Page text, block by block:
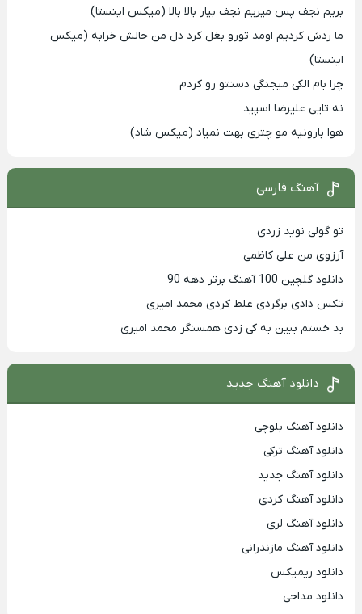
بریم نجف پس میریم نجف بیار بالا بالا (میکس اینستا)
ما ردش کردیم اومد تورو بغل کرد دل من حالش خرابه (میکس
اینستا)
چرا بام الکی میجنگی دستتو رو کردم
نه تایی علیرضا اسپید
هوا بارونیه مو چتری بهت نمیاد (میکس شاد)
آهنگ فارسی
تو گولی نوید زردی
آرزوی من علی کاظمی
دانلود گلچین 100 آهنگ برتر دهه 90
تکس دادی برگردی غلط کردی محمد امیری
بد خستم ببین به کی زدی همسنگر محمد امیری
دانلود آهنگ جدید
دانلود آهنگ بلوچی
دانلود آهنگ ترکی
دانلود آهنگ جدید
دانلود آهنگ کردی
دانلود آهنگ لری
دانلود آهنگ مازندرانی
دانلود ریمیکس
دانلود مداحی